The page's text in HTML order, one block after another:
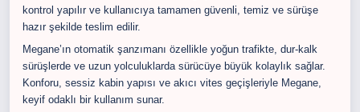
kontrol yapılır ve kullanıcıya tamamen güvenli, temiz ve sürüşe
hazır şekilde teslim edilir.
Megane’ın otomatik şanzımanı özellikle yoğun trafikte, dur-kalk
sürüşlerde ve uzun yolculuklarda sürücüye büyük kolaylık sağlar.
Konforu, sessiz kabin yapısı ve akıcı vites geçişleriyle Megane,
keyif odaklı bir kullanım sunar.